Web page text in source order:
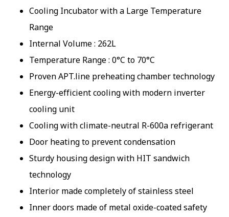
Cooling Incubator with a Large Temperature
Range
Internal Volume : 262L
Temperature Range : 0°C to 70°C
Proven APT.line preheating chamber technology
Energy-efficient cooling with modern inverter
cooling unit
Cooling with climate-neutral R-600a refrigerant
Door heating to prevent condensation
Sturdy housing design with HIT sandwich
technology
Interior made completely of stainless steel
Inner doors made of metal oxide-coated safety